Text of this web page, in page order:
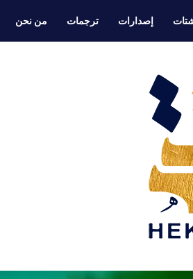
إصدارات ترجمات من نحن